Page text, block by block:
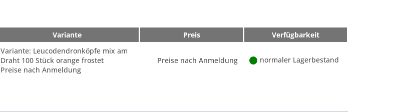
Variante Preis Verfügbarkeit
Variante: Leucodendronköpfe mix am
Draht 100 Stück orange frostet
Preise nach Anmeldung
Preise nach Anmeldung normaler Lagerbestand